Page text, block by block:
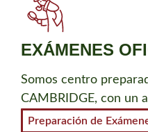
EXÁMENES
Somos centro
CAMBRIDGE, con un
Preparación de